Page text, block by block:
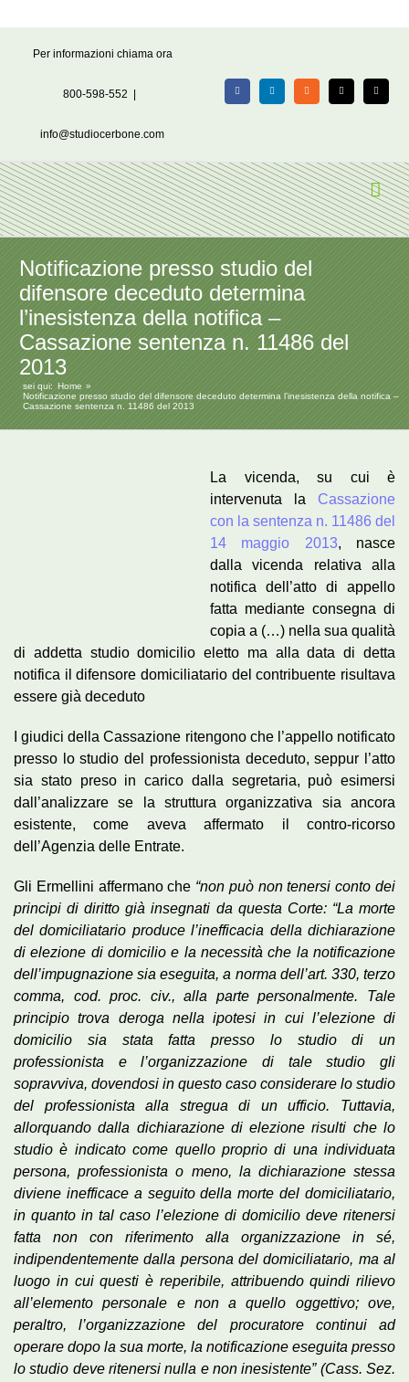
Per informazioni chiama ora
800-598-552
info@studiocerbone.com
FacebookLinkedIn Rss X Email
Notificazione presso studio del
difensore deceduto determina
l’inesistenza della notifica –
Cassazione sentenza n. 11486 del
2013
sei qui:
Home
Notificazione presso studio del difensore deceduto determina l’inesistenza della notifica –
Cassazione sentenza n. 11486 del 2013
La vicenda, su cui è
intervenuta la Cassazione
con la sentenza n. 11486 del
14 maggio 2013, nasce
dalla vicenda relativa alla
notifica dell’atto di appello
fatta mediante consegna di
copia a (…) nella sua qualità
di addetta studio domicilio eletto ma alla data di detta
notifica il difensore domiciliatario del contribuente risultava
essere già deceduto
I giudici della Cassazione ritengono che l’appello notificato
presso lo studio del professionista deceduto, seppur l’atto
sia stato preso in carico dalla segretaria, può esimersi
dall’analizzare se la struttura organizzativa sia ancora
esistente, come aveva affermato il contro-ricorso
dell’Agenzia delle Entrate.
Gli Ermellini affermano che “non può non tenersi conto dei
principi di diritto già insegnati da questa Corte: “La morte
del domiciliatario produce l’inefficacia della dichiarazione
di elezione di domicilio e la necessità che la notificazione
dell’impugnazione sia eseguita, a norma dell’art. 330, terzo
comma, cod. proc. civ., alla parte personalmente. Tale
principio trova deroga nella ipotesi in cui l’elezione di
domicilio sia stata fatta presso lo studio di un
professionista e l’organizzazione di tale studio gli
sopravviva, dovendosi in questo caso considerare lo studio
del professionista alla stregua di un ufficio. Tuttavia,
allorquando dalla dichiarazione di elezione risulti che lo
studio è indicato come quello proprio di una individuata
persona, professionista o meno, la dichiarazione stessa
diviene inefficace a seguito della morte del domiciliatario,
in quanto in tal caso l’elezione di domicilio deve ritenersi
fatta non con riferimento alla organizzazione in sé,
indipendentemente dalla persona del domiciliatario, ma al
luogo in cui questi è reperibile, attribuendo quindi rilievo
all’elemento personale e non a quello oggettivo; ove,
peraltro, l’organizzazione del procuratore continui ad
operare dopo la sua morte, la notificazione eseguita presso
lo studio deve ritenersi nulla e non inesistente” (Cass. Sez.